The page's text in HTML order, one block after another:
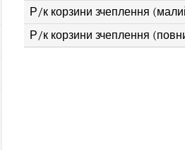
Р/к корзини зчеплення
Р/к корзини зчеплення